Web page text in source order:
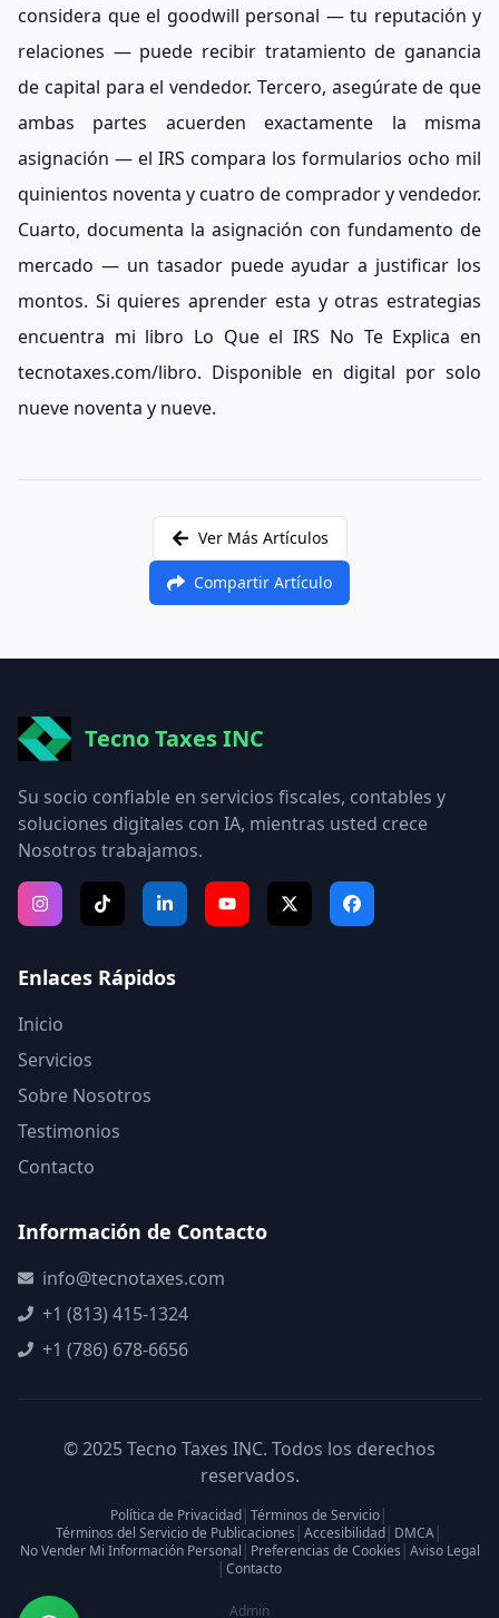
considera que el goodwill personal — tu reputación y
relaciones — puede recibir tratamiento de ganancia
de capital para el vendedor. Tercero, asegúrate de que
ambas partes acuerden exactamente la misma
asignación — el IRS compara los formularios ocho mil
quinientos noventa y cuatro de comprador y vendedor.
Cuarto, documenta la asignación con fundamento de
mercado — un tasador puede ayudar a justificar los
montos. Si quieres aprender esta y otras estrategias
encuentra mi libro Lo Que el IRS No Te Explica en
tecnotaxes.com/libro. Disponible en digital por solo
nueve noventa y nueve.
Ver Más Artículos
Compartir Artículo
Tecno Taxes INC
Su socio confiable en servicios fiscales, contables y
soluciones digitales con IA, mientras usted crece
Nosotros trabajamos.
Enlaces Rápidos
Inicio
Servicios
Sobre Nosotros
Testimonios
Contacto
Información de Contacto
info@tecnotaxes.com
+1 (813) 415-1324
+1 (786) 678-6656
© 2025 Tecno Taxes INC. Todos los derechos
reservados.
Política de Privacidad Términos de Servicio
Términos del Servicio de Publicaciones Accesibilidad DMCA
No Vender Mi Información Personal Preferencias de Cookies Aviso Legal
Contacto
Admin